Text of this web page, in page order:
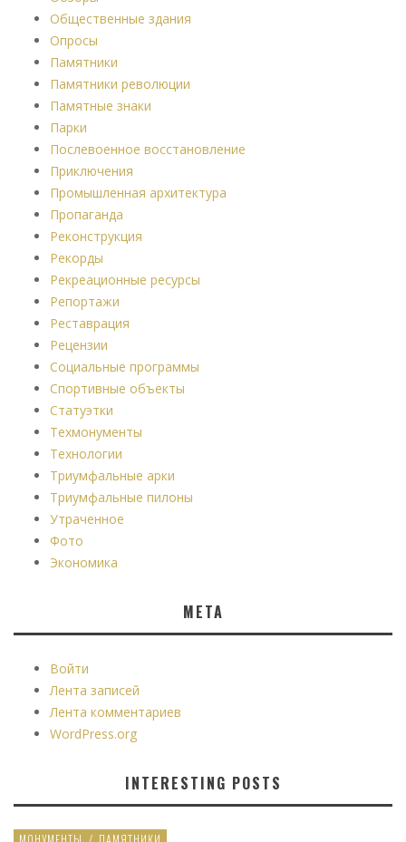
Общественные здания
Опросы
Памятники
Памятники революции
Памятные знаки
Парки
Послевоенное восстановление
Приключения
Промышленная архитектура
Пропаганда
Реконструкция
Рекорды
Рекреационные ресурсы
Репортажи
Реставрация
Рецензии
Социальные программы
Спортивные объекты
Статуэтки
Техмонументы
Технологии
Триумфальные арки
Триумфальные пилоны
Утраченное
Фото
Экономика
МЕТА
Войти
Лента записей
Лента комментариев
WordPress.org
INTERESTING POSTS
МОНУМЕНТЫ / ПАМЯТНИКИ